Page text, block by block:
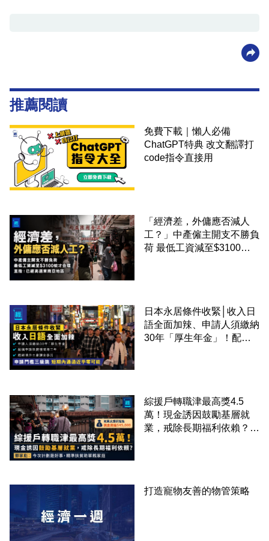
推薦閱讀
免費下載｜懶人必備
ChatGPT特典 改文翻譯打
code指令直接用
「經濟差，外傭應否減人
工？」中產僱主開支不勝負
荷 最低工資減至$3100蚊
日本永居條件收緊│收入日
語全面加辣、申請人須繳納
30年「厚生年金」！配偶
綜援戶轉職津最高獎4.5
萬！現金誘因鼓勵基層就
業，戒除長期福利依賴？鄧
打造寵物友善的物管策略